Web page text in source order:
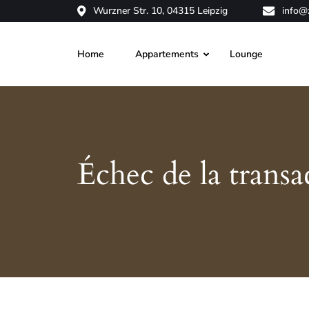
Wurzner Str. 10, 04315 Leipzig
Home Appartements Lounge
Échec de la